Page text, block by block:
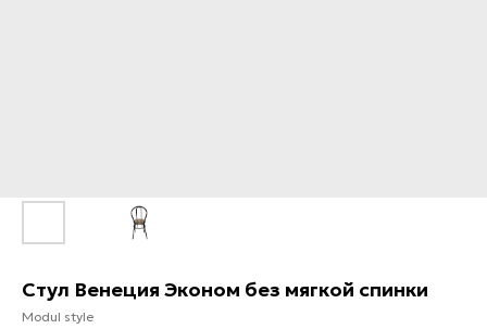
Стул Венеция Эконом без мягкой спинки
Modul style